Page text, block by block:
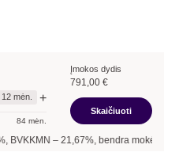
12 mėn. +
84mėn.
Įmokos dydis
791,00 €
Skaičiuoti
–21,67%, bendra mokėtina suma –